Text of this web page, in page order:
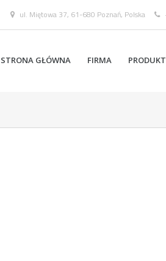
ul. Miętowa 37, 61-680 Poznań, Polska
STRONA GŁÓWNA FIRMA